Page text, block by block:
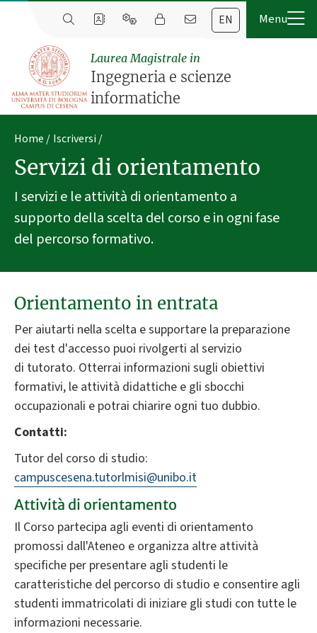
EN
Laurea Magistrale in
Ingegneria e scienze
informatiche
Home Iscriversi
Servizi di orientamento
I servizi e le attività di orientamento a
supporto della scelta del corso e in ogni fase
del percorso formativo.
Orientamento in entrata
Per aiutarti nella scelta e supportare la preparazione
dei test d'accesso puoi rivolgerti al servizio
di tutorato. Otterrai informazioni sugli obiettivi
formativi, le attività didattiche e gli sbocchi
occupazionali e potrai chiarire ogni tuo dubbio.
Contatti:
Tutor del corso di studio:
campuscesena.tutorlmisi@unibo.it
Attività di orientamento
Il Corso partecipa agli eventi di orientamento
promossi dall'Ateneo e organizza altre attività
specifiche per presentare agli studenti le
caratteristiche del percorso di studio e consentire agli
studenti immatricolati di iniziare gli studi con tutte le
informazioni necessarie.